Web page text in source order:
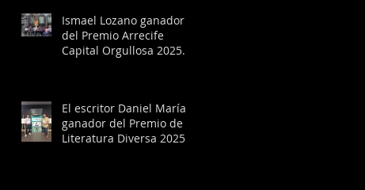
Ismael Lozano ganador
del Premio Arrecife
Capital Orgullosa 2025
El escritor Daniel María,
ganador del Premio de
Literatura Diversa 2025